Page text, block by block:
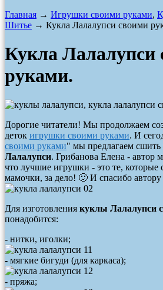
Главная → Игрушки своими руками,
Шитье → Кукла Лалалупси своими
Кукла Лалалупси
руками.
Дорогие читатели! Мы продолжаем
деток игрушки своими руками. И
своими руками" мы предлагаем сшить
Лалалупси. Грибанова Елена - автор
что лучшие игрушки - это те, которые
мамочки, за дело! 🙂 И спасибо автору
Для изготовления куклы Лалалупси
понадобится:
- нитки, иголки;
- мягкие бигуди (для каркаса);
- пряжа;